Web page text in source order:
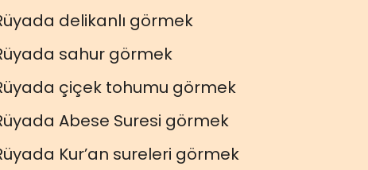
delikanlı görmek
sahur görmek
çiçek tohumu görmek
Abese Suresi görmek
Kur’an sureleri görmek